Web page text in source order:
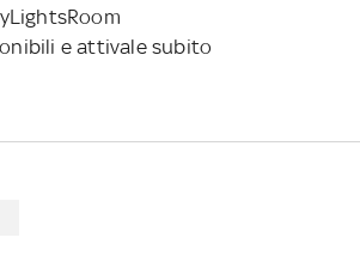
e attivale subito